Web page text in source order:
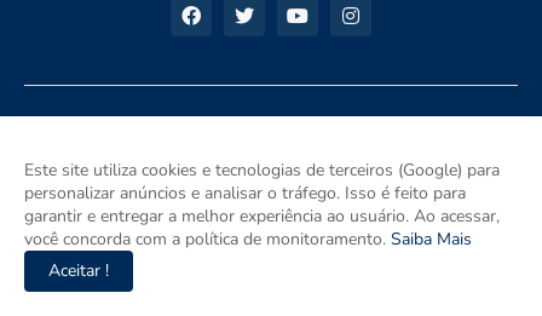
Este site utiliza cookies e tecnologias de terceiros (Google) para
personalizar anúncios e analisar o tráfego. Isso é feito para
garantir e entregar a melhor experiência ao usuário. Ao acessar,
você concorda com a política de monitoramento. Saiba Mais
Aceitar !